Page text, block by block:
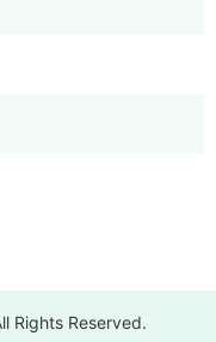
Rights Reserved.